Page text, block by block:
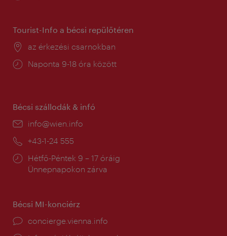
Tourist-Info a bécsi repülőtéren
Helyszín:
az érkezési csarnokban
Nyitva
Naponta 9-18 óra között
Bécsi szállodák & infó
E-
info@wien.info
Telefon:
+43-1-24 555
Nyitva
tartás:
Hétfő-Péntek 9 – 17 óráig
Ünnepnapokon zárva
Bécsi MI-konciérz
concierge.vienna.info